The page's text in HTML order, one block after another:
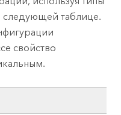
следующей таблице.
свойство